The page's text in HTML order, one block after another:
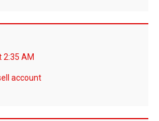
AM
account